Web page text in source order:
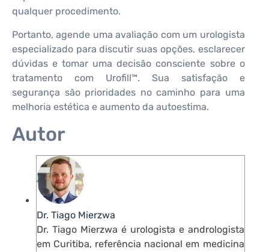
qualquer procedimento.
Portanto, agende uma avaliação com um urologista
especializado para discutir suas opções, esclarecer
dúvidas e tomar uma decisão consciente sobre o
tratamento com Urofill™. Sua satisfação e
segurança são prioridades no caminho para uma
melhoria estética e aumento da autoestima.
Autor
Dr. Tiago Mierzwa
Dr. Tiago Mierzwa é urologista e andrologista
em Curitiba, referência nacional em medicina